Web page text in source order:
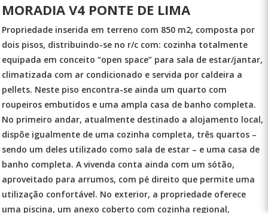
MORADIA V4 PONTE DE LIMA
Propriedade inserida em terreno com 850 m2, composta por
dois pisos, distribuindo-se no r/c com: cozinha totalmente
equipada em conceito “open space” para sala de estar/jantar,
climatizada com ar condicionado e servida por caldeira a
pellets. Neste piso encontra-se ainda um quarto com
roupeiros embutidos e uma ampla casa de banho completa.
No primeiro andar, atualmente destinado a alojamento local,
dispõe igualmente de uma cozinha completa, três quartos –
sendo um deles utilizado como sala de estar – e uma casa de
banho completa. A vivenda conta ainda com um sótão,
aproveitado para arrumos, com pé direito que permite uma
utilização confortável. No exterior, a propriedade oferece
uma piscina, um anexo coberto com cozinha regional,